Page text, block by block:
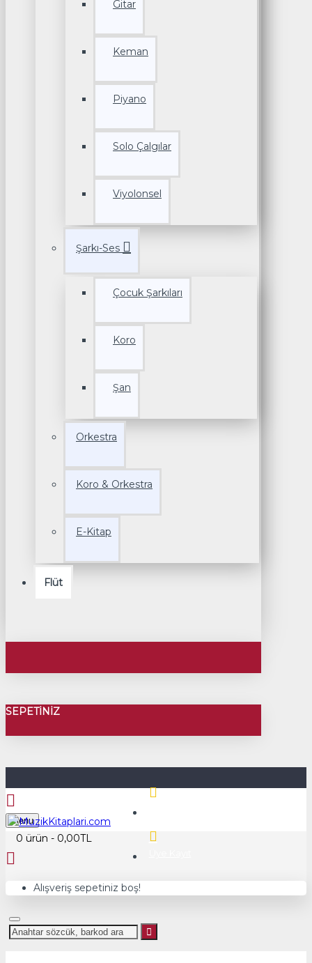
Gitar
Keman
Piyano
Solo Çalgılar
Viyolonsel
Şarkı-Ses
Çocuk Şarkıları
Koro
Şan
Orkestra
Koro & Orkestra
E-Kitap
Flüt
SEPETINIZ
Menu
0 ürün - 0,00TL
Alışveriş sepetiniz boş!